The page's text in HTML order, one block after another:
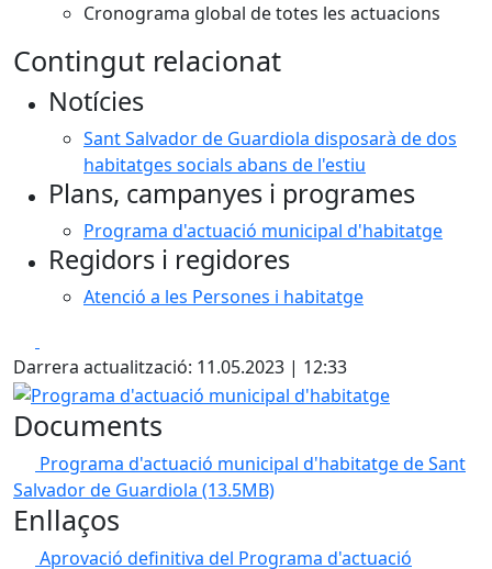
Cronograma global de totes les actuacions
Contingut relacionat
Notícies
Sant Salvador de Guardiola disposarà de dos
habitatges socials abans de l'estiu
Plans, campanyes i programes
Programa d'actuació municipal d'habitatge
Regidors i regidores
Atenció a les Persones i habitatge
Darrera actualització: 11.05.2023 | 12:33
Programa d'actuació municipal d'habitatge
Documents
Programa d'actuació municipal d'habitatge de Sant
Salvador de Guardiola (13.5MB)
Enllaços
Aprovació definitiva del Programa d'actuació